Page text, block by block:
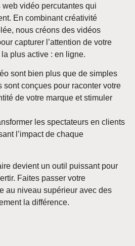
vidéo percutantes qui
En combinant créativité
nous créons des vidéos
capturer l’attention de votre
plus active : en ligne.
sont bien plus que de simples
sont conçues pour raconter votre
de votre marque et stimuler
les spectateurs en clients
l’impact de chaque
devient un outil puissant pour
Faites passer votre
au niveau supérieur avec des
la différence.